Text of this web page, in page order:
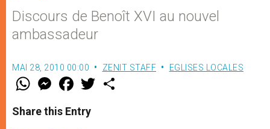
Discours de Benoît XVI au nouvel
ambassadeur
MAI 28, 2010 00:00 ZENIT STAFF EGLISES LOCALES
W
t
s
M
e
s
e
F
a
e
b
w
Share this Entry